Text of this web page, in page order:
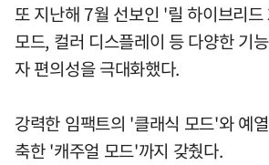
또 지난해 7월 선보인 '릴 하이브리
모드, 컬러 디스플레이 등 다양한 기
자 편의성을 극대화했다.
강력한 임팩트의 '클래식 모드'와 예
축한 '캐주얼 모드'까지 갖췄다.